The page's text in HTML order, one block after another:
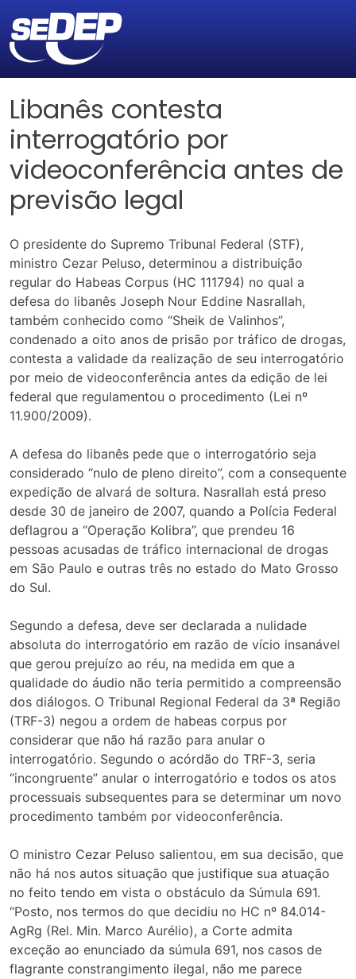
Libanês contesta
interrogatório por
videoconferência antes de
previsão legal
O presidente do Supremo Tribunal Federal (STF),
ministro Cezar Peluso, determinou a distribuição
regular do Habeas Corpus (HC 111794) no qual a
defesa do libanês Joseph Nour Eddine Nasrallah,
também conhecido como “Sheik de Valinhos”,
condenado a oito anos de prisão por tráfico de drogas,
contesta a validade da realização de seu interrogatório
por meio de videoconferência antes da edição de lei
federal que regulamentou o procedimento (Lei nº
11.900/2009).
A defesa do libanês pede que o interrogatório seja
considerado “nulo de pleno direito”, com a consequente
expedição de alvará de soltura. Nasrallah está preso
desde 30 de janeiro de 2007, quando a Polícia Federal
deflagrou a “Operação Kolibra”, que prendeu 16
pessoas acusadas de tráfico internacional de drogas
em São Paulo e outras três no estado do Mato Grosso
do Sul.
Segundo a defesa, deve ser declarada a nulidade
absoluta do interrogatório em razão de vício insanável
que gerou prejuízo ao réu, na medida em que a
qualidade do áudio não teria permitido a compreensão
dos diálogos. O Tribunal Regional Federal da 3ª Região
(TRF-3) negou a ordem de habeas corpus por
considerar que não há razão para anular o
interrogatório. Segundo o acórdão do TRF-3, seria
“incongruente” anular o interrogatório e todos os atos
processuais subsequentes para se determinar um novo
procedimento também por videoconferência.
O ministro Cezar Peluso salientou, em sua decisão, que
não há nos autos situação que justifique sua atuação
no feito tendo em vista o obstáculo da Súmula 691.
“Posto, nos termos do que decidiu no HC nº 84.014-
AgRg (Rel. Min. Marco Aurélio), a Corte admita
exceção ao enunciado da súmula 691, nos casos de
flagrante constrangimento ilegal, não me parece